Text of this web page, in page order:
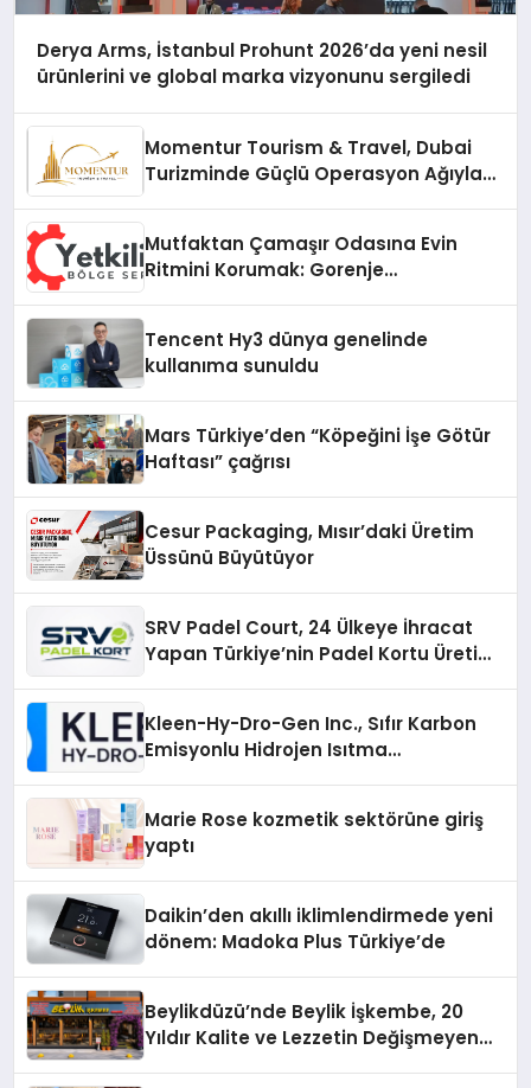
Derya Arms, İstanbul Prohunt 2026’da yeni nesil
ürünlerini ve global marka vizyonunu sergiledi
Momentur Tourism & Travel, Dubai
Turizminde Güçlü Operasyon Ağıyla
Mutfaktan Çamaşır Odasına Evin
Ritmini Korumak: Gorenje
Tencent Hy3 dünya genelinde
kullanıma sunuldu
Mars Türkiye’den “Köpeğini İşe Götür
Haftası” çağrısı
Cesur Packaging, Mısır’daki Üretim
Üssünü Büyütüyor
SRV Padel Court, 24 Ülkeye İhracat
Yapan Türkiye’nin Padel Kortu Üretim
Kleen-Hy-Dro-Gen Inc., Sıfır Karbon
Emisyonlu Hidrojen Isıtma
Marie Rose kozmetik sektörüne giriş
yaptı
Daikin’den akıllı iklimlendirmede yeni
dönem: Madoka Plus Türkiye’de
Beylikdüzü’nde Beylik İşkembe, 20
Yıldır Kalite ve Lezzetin Değişmeyen